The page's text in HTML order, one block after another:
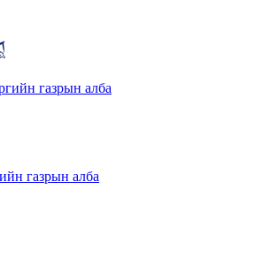
газрын алба
газрын алба